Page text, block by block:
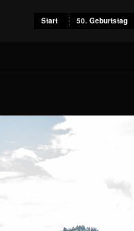
Start 50. Geburtstag